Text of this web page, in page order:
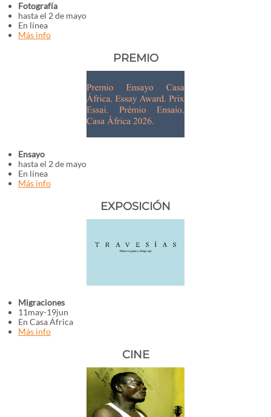
Fotografía
hasta el 2 de mayo
En línea
Más info
PREMIO
Ensayo
hasta el 2 de mayo
En línea
Más info
EXPOSICIÓN
Migraciones
11may-19jun
En Casa África
Más info
CINE